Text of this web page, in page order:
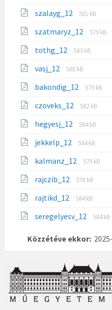
szalayg_12 581 kB
szatmaryz_12 579 kB
tothg_12 583 kB
vasj_12 580 kB
bakondig_12 579 kB
czoveks_12 582 kB
hegyesj_12 584 kB
jekkelp_12 584 kB
kalmanz_12 579 kB
rajczib_12 578 kB
rajtikd_12 584 kB
seregelyesv_12 584 kB
Közzétéve ekkor: